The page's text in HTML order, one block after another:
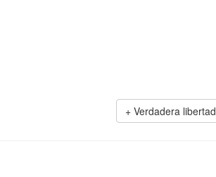
Verdadera libertad